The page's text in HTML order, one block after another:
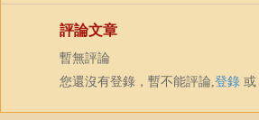
評論文章
暫無評論
您還沒有登錄，暫不能評論,登錄 或